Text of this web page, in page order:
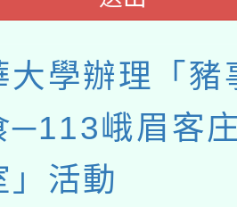
大學辦理「
─113峨眉客
」活動